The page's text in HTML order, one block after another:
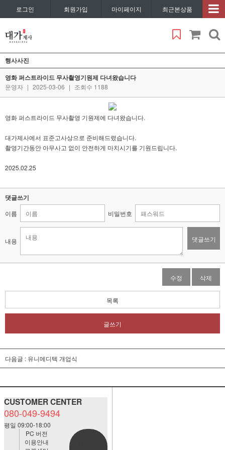
로그인 회원가입 마이페이지 최근본상품
행사사진
영화 퍼스트라이드 무사촬영기원제 다녀왔습니다
운영자 | 2025-03-06 | 조회수 1188
영화 퍼스트라이드 무사촬영 기원제에 다녀왔습니다.
대가제사에서 표준고사상으로 준비해드렸습니다.
촬영기간동안 아무사고 없이 안전하게 마치시기를 기원드립니다.
2025.02.25
댓글쓰기
이름 비밀번호
내용 댓글쓰기
수정 삭제
목록
글쓰기
다음글 : 유니메디텍 개업식
CUSTOMER CENTER
080-049-9494
평일 09:00-18:00
PC 버전
이용안내